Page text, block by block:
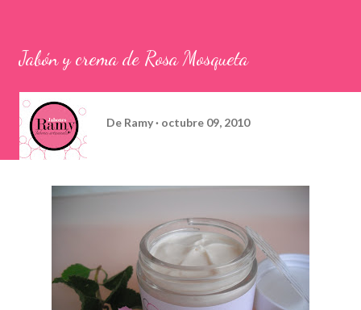
Jabón y crema de Rosa Mosqueta
De Ramy octubre 09, 2010